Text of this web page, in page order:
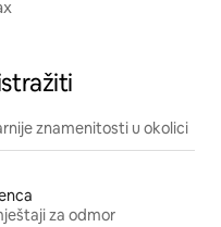
znamenitosti u okolici
za odmor